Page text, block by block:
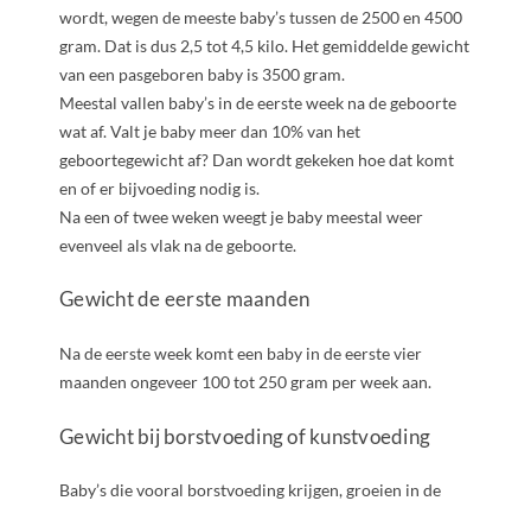
wordt, wegen de meeste baby’s tussen de 2500 en 4500
gram. Dat is dus 2,5 tot 4,5 kilo. Het gemiddelde gewicht
van een pasgeboren baby is 3500 gram.
Meestal vallen baby’s in de eerste week na de geboorte
wat af. Valt je baby meer dan 10% van het
geboortegewicht af? Dan wordt gekeken hoe dat komt
en of er bijvoeding nodig is.
Na een of twee weken weegt je baby meestal weer
evenveel als vlak na de geboorte.
Gewicht de eerste maanden
Na de eerste week komt een baby in de eerste vier
maanden ongeveer 100 tot 250 gram per week aan.
Gewicht bij borstvoeding of kunstvoeding
Baby’s die vooral borstvoeding krijgen, groeien in de